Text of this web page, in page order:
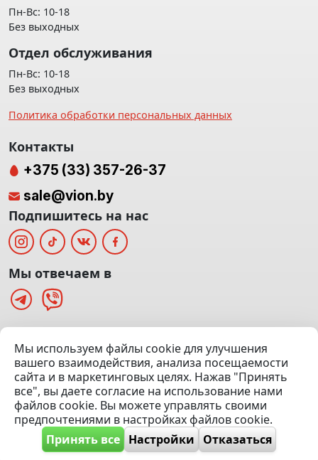
(Офис: 5 этаж | Осмотр авто: 5 этаж)
Посмотреть на карте
© 2020 — 2026 VION.BY — Продажа, выкуп и обмен | УНП
192961100 |Эвакуатор Минск
Пн-Вс: 10-18
Без выходных
Отдел обслуживания
Пн-Вс: 10-18
Без выходных
Политика обработки персональных данных
Мы используем файлы cookie для улучшения
вашего взаимодействия, анализа посещаемости
сайта и в маркетинговых целях. Нажав "Принять
все", вы даете согласие на использование нами
файлов cookie. Вы можете управлять своими
предпочтениями в настройках файлов cookie.
Принять все Настройки Отказаться
Контакты
+375 (33) 357-26-37
sale@vion.by
Подпишитесь на нас
Мы отвечаем в